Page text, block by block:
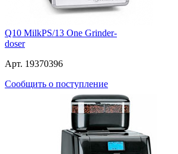
Q10 MilkPS/13 One Grinder-
doser
Арт. 19370396
Сообщить о поступление